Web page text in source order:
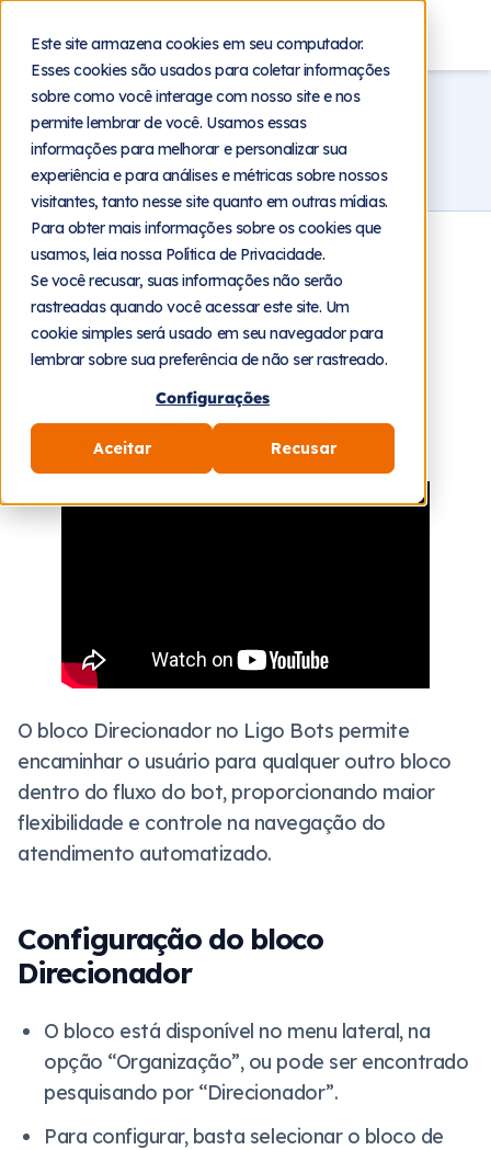
Este site armazena cookies em seu computador.
Esses cookies são usados para coletar informações
sobre como você interage com nosso site e nos
permite lembrar de você. Usamos essas
informações para melhorar e personalizar sua
experiência e para análises e métricas sobre nossos
visitantes, tanto nesse site quanto em outras mídias.
Para obter mais informações sobre os cookies que
usamos, leia nossa Política de Privacidade.
Se você recusar, suas informações não serão
rastreadas quando você acessar este site. Um
cookie simples será usado em seu navegador para
lembrar sobre sua preferência de não ser rastreado.
Configurações
Aceitar Recusar
Blog
Voltar
Como usar o bloco
“Direcionador” no
Ligo Bots
15 de maio de 2025
O bloco Direcionador no Ligo Bots permite
encaminhar o usuário para qualquer outro bloco
dentro do fluxo do bot, proporcionando maior
flexibilidade e controle na navegação do
atendimento automatizado.
Configuração do bloco
Direcionador
O bloco está disponível no menu lateral, na
opção “Organização”, ou pode ser encontrado
pesquisando por “Direcionador”.
Para configurar, basta selecionar o bloco de